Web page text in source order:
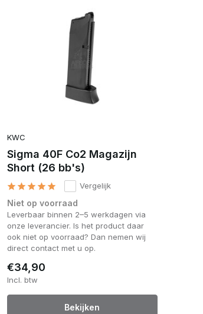
KWC
Sigma 40F Co2 Magazijn
Short (26 bb's)
Vergelijk
Niet op voorraad
Leverbaar binnen 2–5 werkdagen via
onze leverancier. Is het product daar
ook niet op voorraad? Dan nemen wij
direct contact met u op.
€34,90
Incl. btw
Bekijken